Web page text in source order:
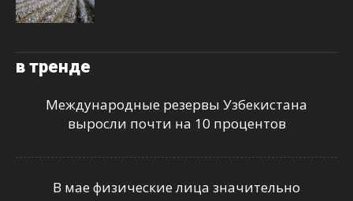
в тренде
Международные резервы Узбекистана
выросли почти на 10 процентов
В мае физические лица значительно